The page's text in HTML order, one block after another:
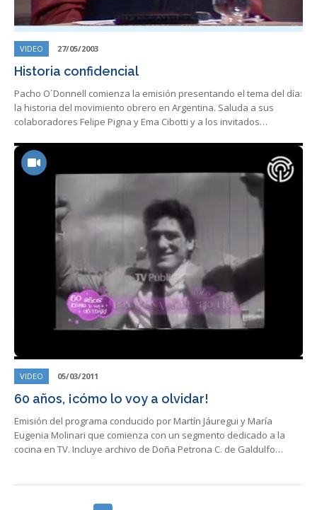
VIDEO 27/05/2003
Historia confidencial
Pacho O´Donnell comienza la emisión presentando el tema del día:
la historia del movimiento obrero en Argentina. Saluda a sus
colaboradores Felipe Pigna y Ema Cibotti y a los invitados…
VIDEO 05/03/2011
60 años, ¡cómo lo voy a olvidar!
Emisión del programa conducido por Martín Jáuregui y María
Eugenia Molinari que comienza con un segmento dedicado a la
cocina en TV. Incluye archivo de Doña Petrona C. de Galdulfo…